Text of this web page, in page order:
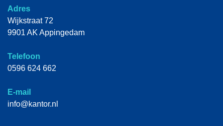
Adres
Wijkstraat 72
9901 AK Appingedam
Telefoon
0596 624 662
E-mail
info@kantor.nl